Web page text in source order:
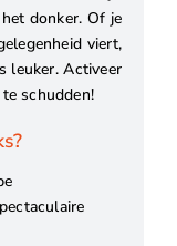
donker. Of je
viert,
leuker. Activeer
schudden!